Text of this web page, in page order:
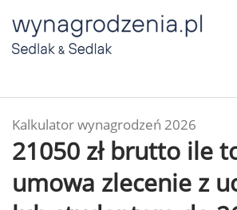
Kalkulator wynagrodzeń 2026
21050 zł brutto ile
umowa zlecenie z